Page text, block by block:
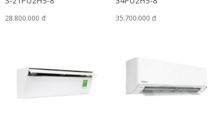
28.800.000 đ 35.700.000 đ